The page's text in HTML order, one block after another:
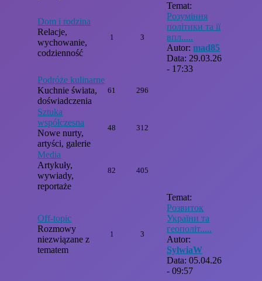
Dom i rodzina
Relacje,
wychowanie,
codzienność
1 3
Temat:
Розуміння
політики та її
впл.....
Autor:mad85
Data: 29.03.26
- 17:33
Podróże kulinarne
Kuchnie świata,
doświadczenia
61 296
Sztuka
współczesna
Nowe nurty,
artyści, galerie
48 312
Media
Artykuły,
wywiady,
reportaże
82 405
Off-topic
Rozmowy
niezwiązane z
tematem
1 3
Temat:
Розвиток
України та
геополіт.....
Autor:
SylwiaW
Data: 05.04.26
- 09:57